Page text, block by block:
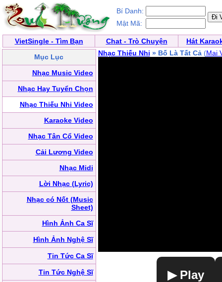
Bí Danh:
Mật Mã:
VietSingle - Tìm Bạn Chat - Trò Chuyện
Hát
Mục Lục
Nhạc Music Video
Nhạc Hay Tuyển Chọn
Nhạc Thiếu Nhi Video
Karaoke Video
Nhạc Tân Cổ Video
Cải Lương Video
Nhạc Midi
Lời Nhạc (Lyric)
Nhạc có Nốt (Music
Sheet)
Hình Ảnh Ca Sĩ
Hình Ảnh Nghệ Sĩ
Tin Tức Ca Sĩ
Tin Tức Nghệ Sĩ
Nhạc Thiếu Nhi » Bố Là Tất Cả (Mai
▶ Play